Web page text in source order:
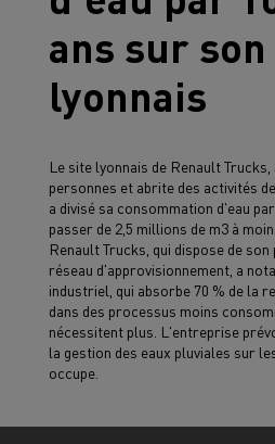
ans sur
lyonnais
Le site lyonnais de Renault Trucks,
personnes et abrite des activités
a divisé sa consommation d'eau
passer de 2,5 millions de m3 à
Renault Trucks, qui dispose de
réseau d'approvisionnement, a
industriel, qui absorbe 70 % de la
dans des processus moins
nécessitent plus. L'entreprise
la gestion des eaux pluviales sur
occupe.